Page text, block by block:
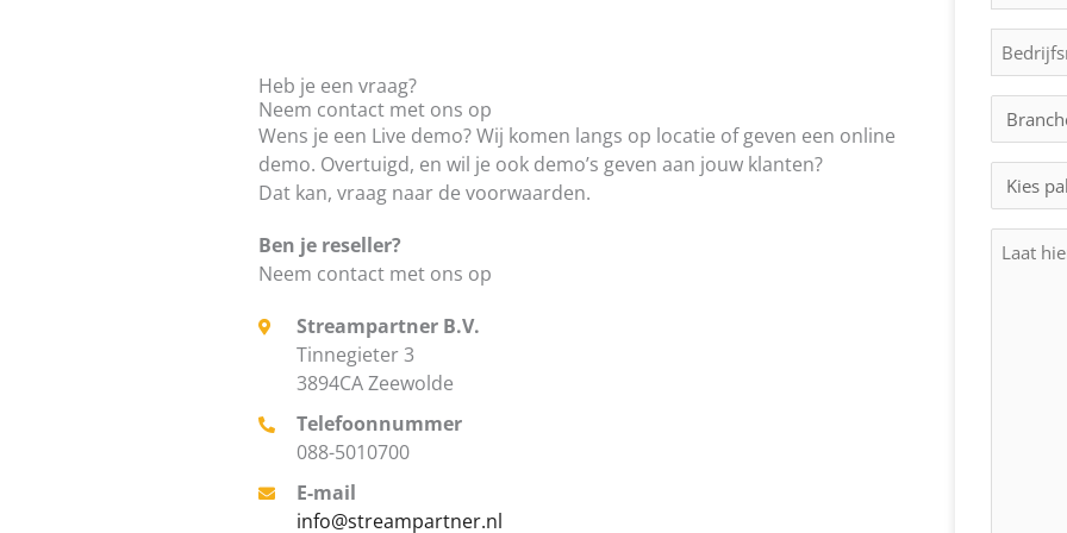
Heb je een vraag?
Neem contact met ons op
Wens je een Live demo? Wij komen langs op locatie of geven een online
demo. Overtuigd, en wil je ook demo’s geven aan jouw klanten?
Dat kan, vraag naar de voorwaarden.
Ben je reseller?
Neem contact met ons op
Streampartner B.V.
Tinnegieter 3
3894CA Zeewolde
Telefoonnummer
088-5010700
E-mail
info@streampartner.nl
(Vereist)
Branche
sector
(Vereist)
Webinar
pakket
Je